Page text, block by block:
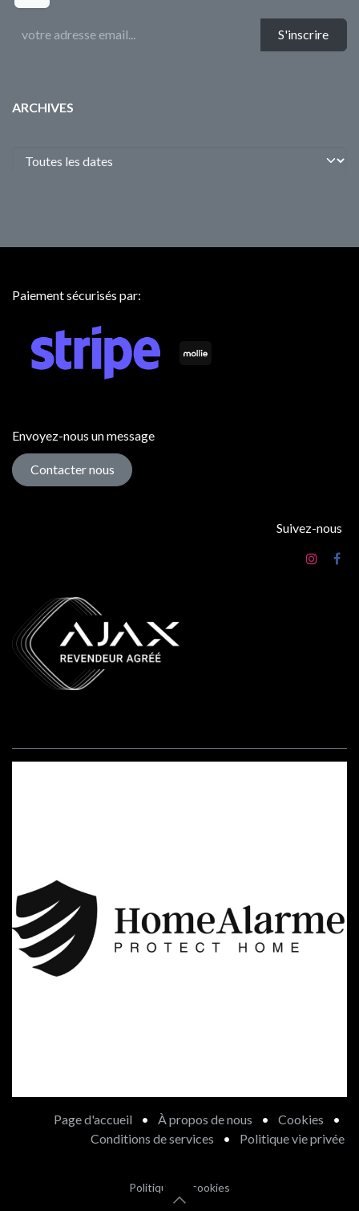
S'inscrire
ARCHIVES
Paiement sécurisés par:
Envoyez-nous un message
Contacter nous
Suivez-nous
Page d'accueil • À propos de nous • Cookies
•
Conditions de services
• Politique vie privée
Politique de cookies